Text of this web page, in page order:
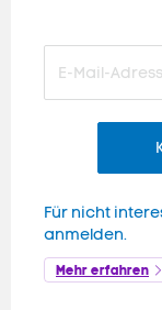
Für nicht
anmelden.
Mehr erfahren